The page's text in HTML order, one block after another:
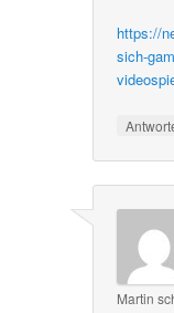
https://
sich-
Martin